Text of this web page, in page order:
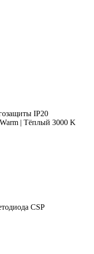
IP20
Warm | Тёплый 3000 K
CSP